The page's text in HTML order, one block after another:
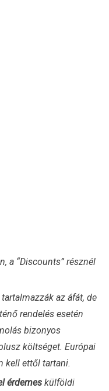
a “Discounts” résznél
az áfát, de
rendelés esetén
bizonyos
költséget. Európai
kell ettől tartani.
érdemes külföldi